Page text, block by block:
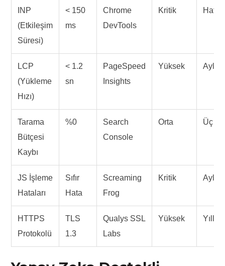
INP
(Etkileşim
Süresi)
< 150
ms
Chrome
DevTools
Kritik
LCP
(Yükleme
Hızı)
< 1.2
sn
PageSpeed
Insights
Yüksek Aylık
Tarama
Bütçesi
Kaybı
%0
Search
Console
Orta Üç
JS İşleme
Hataları
Sıfır
Hata
Screaming
Frog
Kritik Aylık
HTTPS
Protokolü
TLS
1.3
Qualys SSL
Labs
Yüksek Yıllık